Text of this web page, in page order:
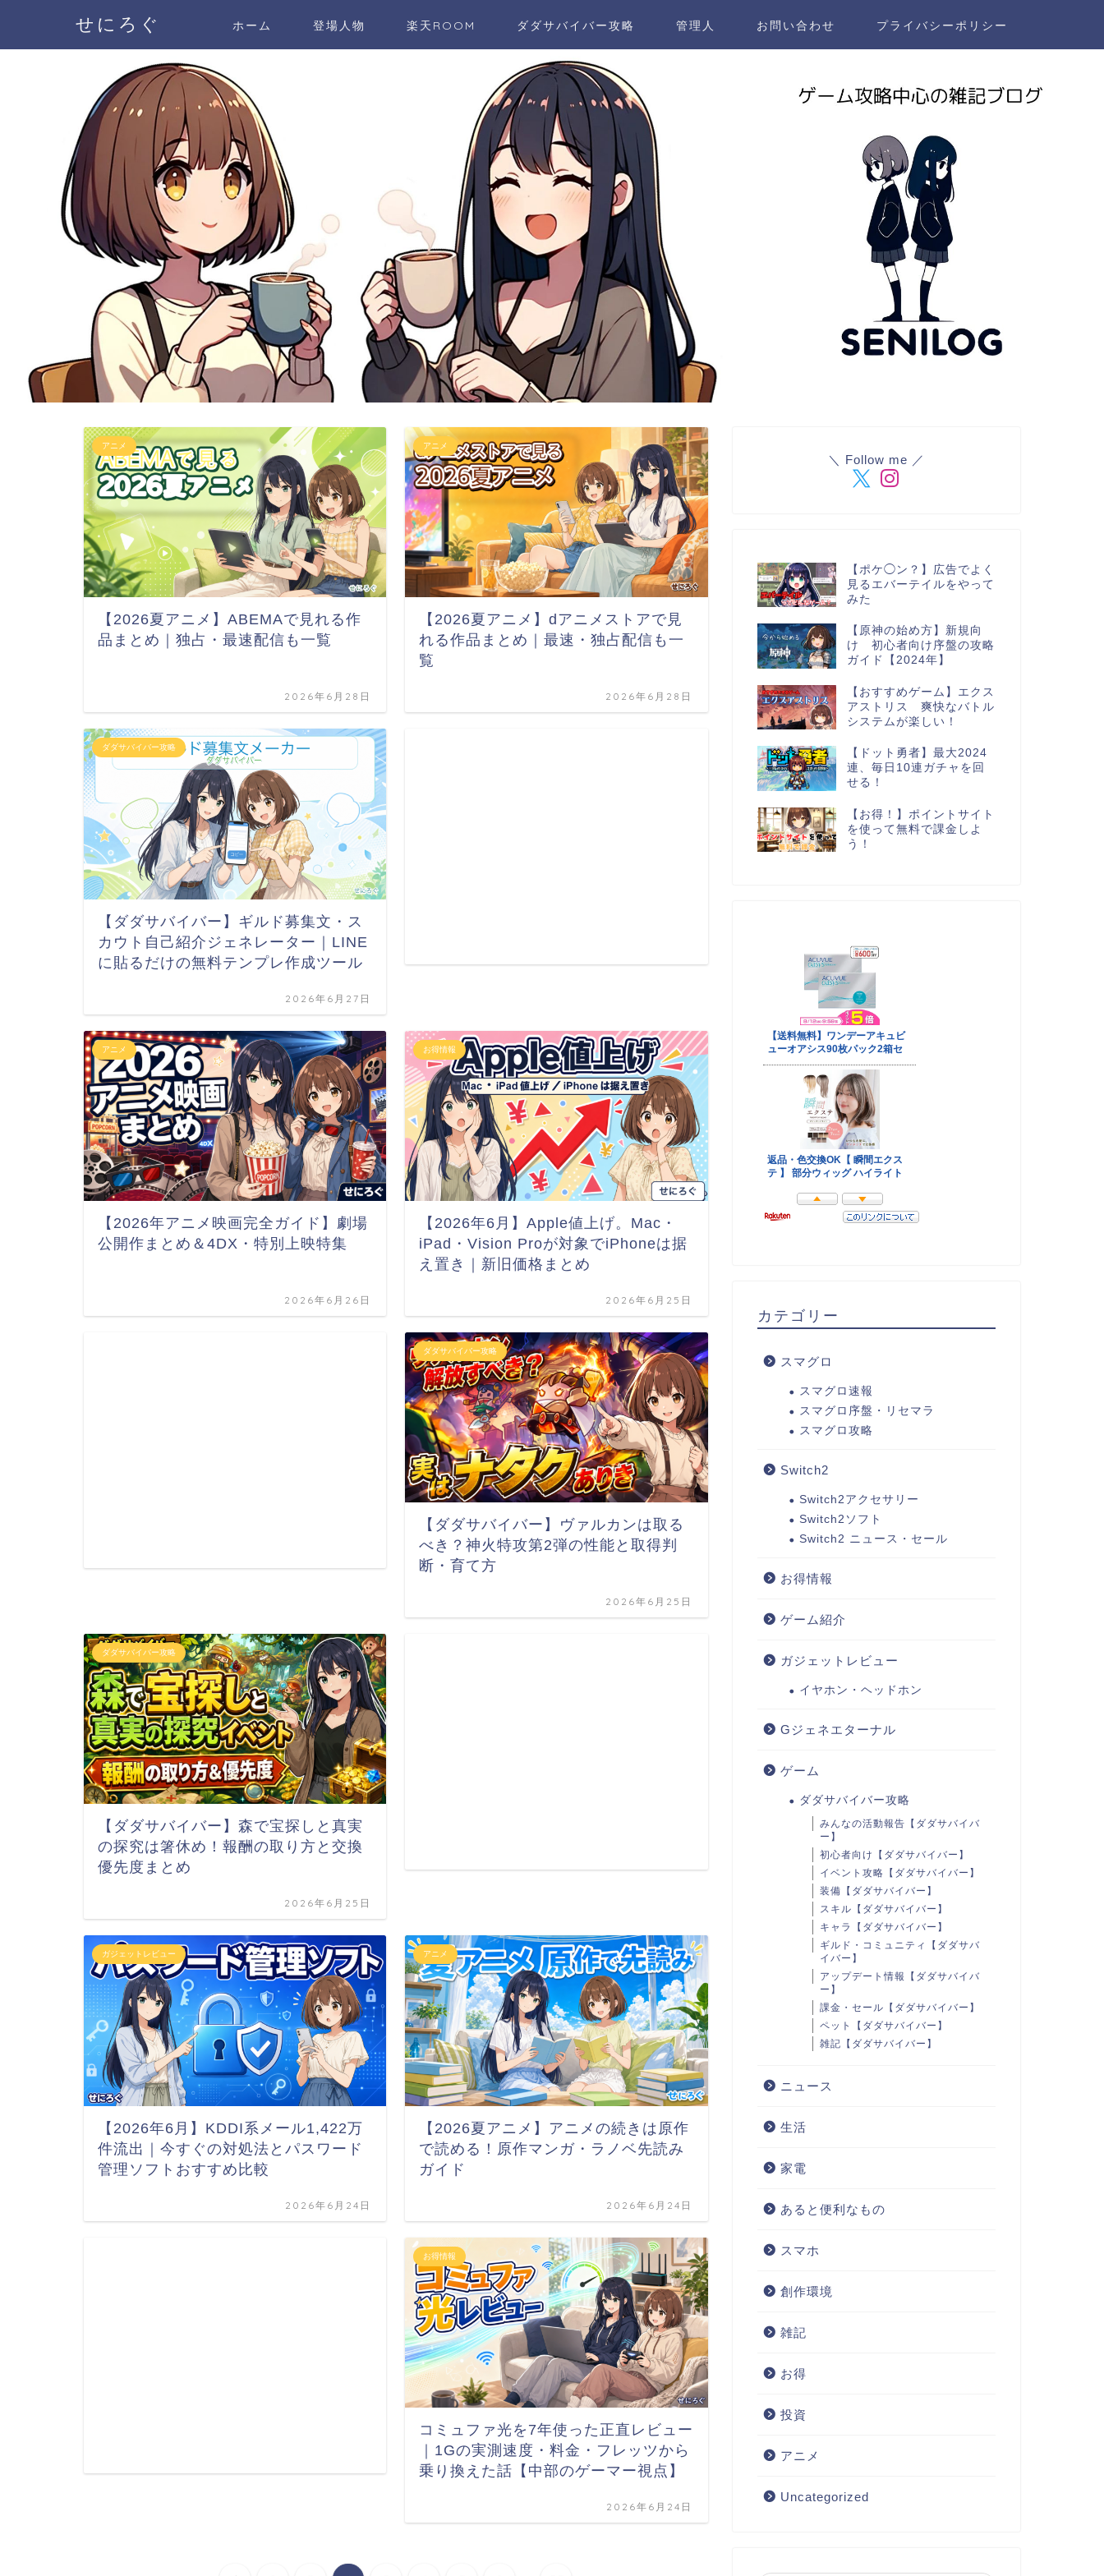
せにろぐ ホーム 登場人物 楽天ROOM ダダサバイバー攻略 管理人 お問い合わせ プライバシーポリシー
アニメ
【2026夏アニメ】ABEMAで見れる作
品まとめ｜独占・最速配信も一覧
2026年6月28日
アニメ
【2026夏アニメ】dアニメストアで見
れる作品まとめ｜最速・独占配信も一
覧
2026年6月28日
ダダサバイバー攻略
【ダダサバイバー】ギルド募集文・ス
カウト自己紹介ジェネレーター｜LINE
に貼るだけの無料テンプレ作成ツール
2026年6月27日
アニメ
【2026年アニメ映画完全ガイド】劇場
公開作まとめ＆4DX・特別上映特集
2026年6月26日
お得情報
【2026年6月】Apple値上げ。Mac・
iPad・Vision Proが対象でiPhoneは据
え置き｜新旧価格まとめ
2026年6月25日
ダダサバイバー攻略
【ダダサバイバー】ヴァルカンは取る
べき？神火特攻第2弾の性能と取得判
断・育て方
2026年6月25日
ダダサバイバー攻略
【ダダサバイバー】森で宝探しと真実
の探究は箸休め！報酬の取り方と交換
優先度まとめ
2026年6月25日
ガジェットレビュー
【2026年6月】KDDI系メール1,422万
件流出｜今すぐの対処法とパスワード
管理ソフトおすすめ比較
2026年6月24日
アニメ
【2026夏アニメ】アニメの続きは原作
で読める！原作マンガ・ラノベ先読み
ガイド
2026年6月24日
お得情報
コミュファ光を7年使った正直レビュー
｜1Gの実測速度・料金・フレッツから
乗り換えた話【中部のゲーマー視点】
2026年6月24日
＼ Follow me ／
【ポケ◯ン？】広告でよく
見るエバーテイルをやって
みた
【原神の始め方】新規向
け 初心者向け序盤の攻略
ガイド【2024年】
【おすすめゲーム】エクス
アストリス 爽快なバトル
システムが楽しい！
【ドット勇者】最大2024
連、毎日10連ガチャを回
せる！
【お得！】ポイントサイト
を使って無料で課金しよ
う！
カテゴリー
スマグロ
スマグロ速報
スマグロ序盤・リセマラ
スマグロ攻略
Switch2
Switch2アクセサリー
Switch2ソフト
Switch2 ニュース・セール
お得情報
ゲーム紹介
ガジェットレビュー
イヤホン・ヘッドホン
Gジェネエターナル
ゲーム
ダダサバイバー攻略
みんなの活動報告【ダダサバイバ
ー】
初心者向け【ダダサバイバー】
イベント攻略【ダダサバイバー】
装備【ダダサバイバー】
スキル【ダダサバイバー】
キャラ【ダダサバイバー】
ギルド・コミュニティ【ダダサバ
イバー】
アップデート情報【ダダサバイバ
ー】
課金・セール【ダダサバイバー】
ペット【ダダサバイバー】
雑記【ダダサバイバー】
ニュース
生活
家電
あると便利なもの
スマホ
創作環境
雑記
お得
投資
アニメ
Uncategorized